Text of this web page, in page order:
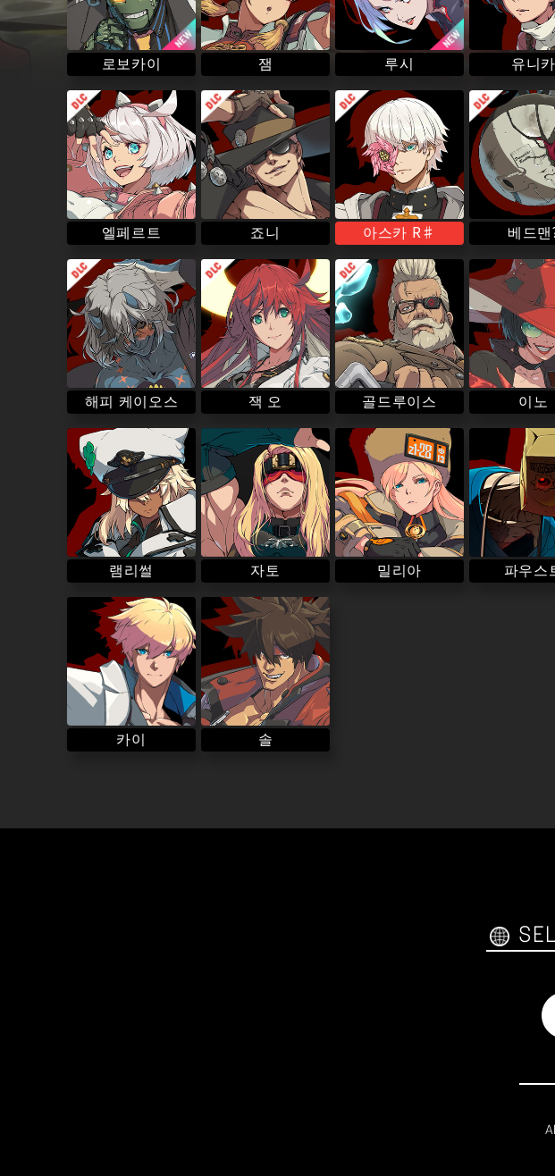
로보카이 잼 루시 유니카
엘페르트 죠니 아스카 R♯ 베드맨
해피 케이오스 잭 오 골드루이스 이노
램리썰 자토 밀리아 파우스
카이 솔